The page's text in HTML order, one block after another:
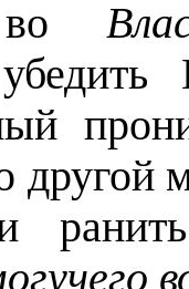
во
другой